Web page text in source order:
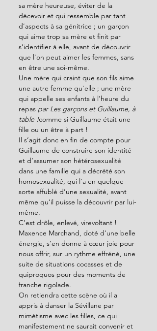
sa mère heureuse, éviter de la
décevoir et qui ressemble par tant
d’aspects à sa génitrice ; un garçon
qui aime trop sa mère et finit par
s’identifier à elle, avant de découvrir
que l’on peut aimer les femmes, sans
en être une soi-même.
Une mère qui craint que son fils aime
une autre femme qu’elle ; une mère
qui appelle ses enfants à l’heure du
repas par Les garçons et Guillaume, à
table !comme si Guillaume était une
fille ou un être à part !
Il s’agit donc en fin de compte pour
Guillaume de construire son identité
et d’assumer son hétérosexualité
dans une famille qui a décrété son
homosexualité, qui l’a en quelque
sorte affublé d’une sexualité, avant
même qu’il puisse la découvrir par lui-
même.
C’est drôle, enlevé, virevoltant !
Maxence Marchand, doté d’une belle
énergie, s’en donne à cœur joie pour
nous offrir, sur un rythme effréné, une
suite de situations cocasses et de
quiproquos pour des moments de
franche rigolade.
On retiendra cette scène où il a
appris à danser la Sévillane par
mimétisme avec les filles, ce qui
manifestement ne saurait convenir et